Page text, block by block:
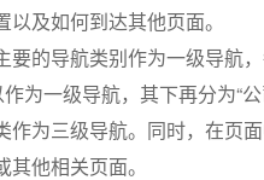
及如何到达其他页面。
的导航类别作为一级导航
为一级导航，其下再分为“
作为三级导航。同时，在页
他相关页面。